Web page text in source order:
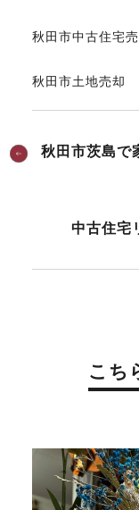
秋田市中古住宅
秋田市土地売却
秋田市茨島で
中古住宅
こち